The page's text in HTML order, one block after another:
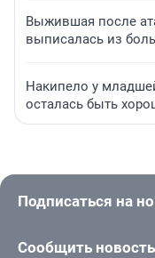
Выжившая после
выписалась из
Накипело у
осталась быть
Подписаться на
Сообщить новость